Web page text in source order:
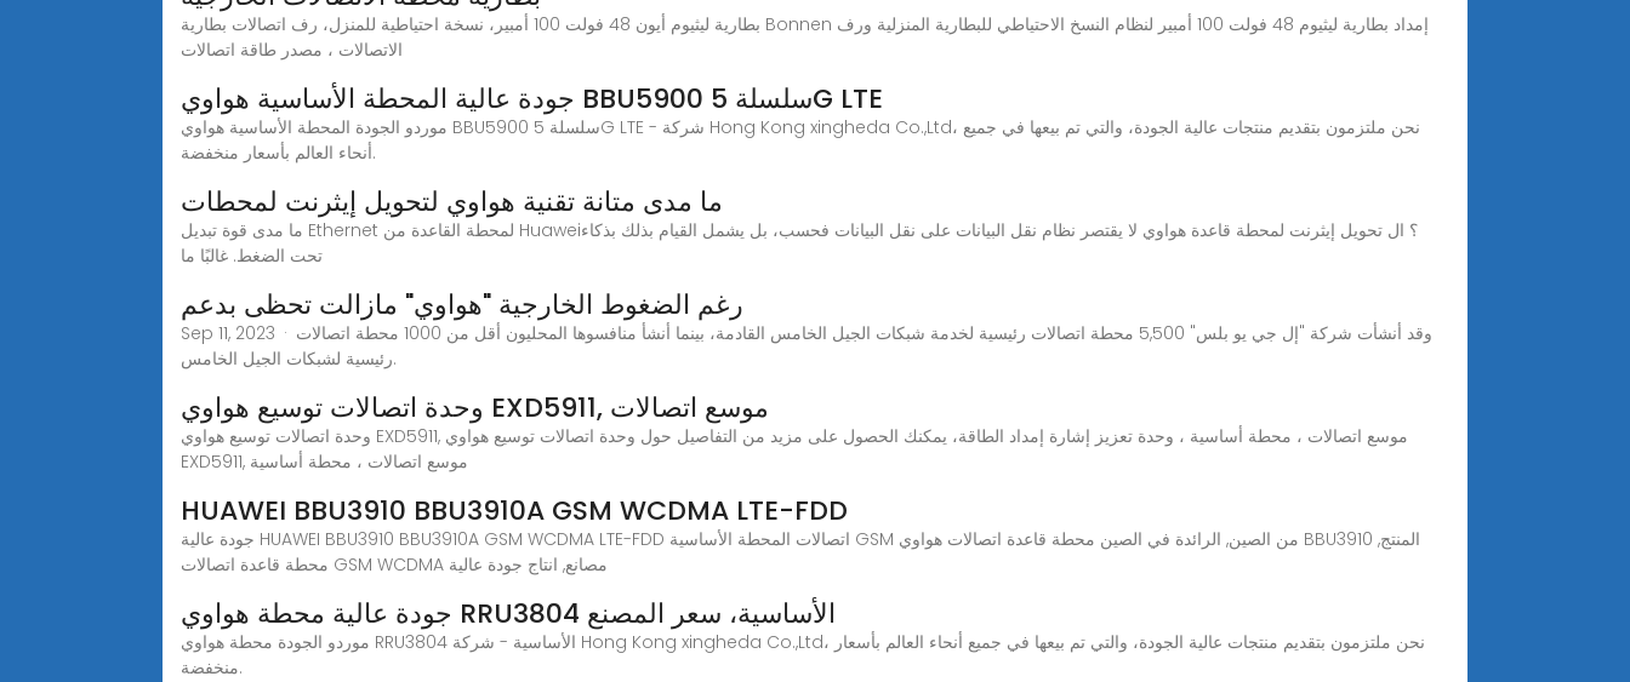
بطارية ليثيوم أيون 48 فولت 100 أمبير، نسخة احتياطية للمنزل، رف اتصالات بطارية Bonnen إمداد بطارية ليثيوم 48 فولت 100 أمبير لنظام النسخ الاحتياطي للبطارية المنزلية ورف
الاتصالات ، مصدر طاقة اتصالات
جودة عالية المحطة الأساسية هواوي BBU5900 سلسلة 5G LTE
موردو الجودة المحطة الأساسية هواوي BBU5900 سلسلة 5G LTE - شركة Hong Kong xingheda Co.,Ltd، نحن ملتزمون بتقديم منتجات عالية الجودة، والتي تم بيعها في جميع
أنحاء العالم بأسعار منخفضة.
ما مدى متانة تقنية هواوي لتحويل إيثرنت لمحطات
ما مدى قوة تبديل Ethernet لمحطة القاعدة من Huawei؟ ال تحويل إيثرنت لمحطة قاعدة هواوي لا يقتصر نظام نقل البيانات على نقل البيانات فحسب، بل يشمل القيام بذلك بذكاء
تحت الضغط. غالبًا ما
رغم الضغوط الخارجية "هواوي" مازالت تحظى بدعم
Sep 11, 2023 · وقد أنشأت شركة "إل جي يو بلس" 5,500 محطة اتصالات رئيسية لخدمة شبكات الجيل الخامس القادمة، بينما أنشأ منافسوها المحليون أقل من 1000 محطة اتصالات
رئيسية لشبكات الجيل الخامس.
وحدة اتصالات توسيع هواوي EXD5911, موسع اتصالات
وحدة اتصالات توسيع هواوي EXD5911, موسع اتصالات ، محطة أساسية ، وحدة تعزيز إشارة إمداد الطاقة، يمكنك الحصول على مزيد من التفاصيل حول وحدة اتصالات توسيع هواوي
EXD5911, موسع اتصالات ، محطة أساسية
HUAWEI BBU3910 BBU3910A GSM WCDMA LTE-FDD
جودة عالية HUAWEI BBU3910 BBU3910A GSM WCDMA LTE-FDD اتصالات المحطة الأساسية GSM من الصين, الرائدة في الصين محطة قاعدة اتصالات هواوي BBU3910 المنتج,
محطة قاعدة اتصالات GSM WCDMA مصانع, انتاج جودة عالية
جودة عالية محطة هواوي RRU3804 الأساسية، سعر المصنع
موردو الجودة محطة هواوي RRU3804 الأساسية - شركة Hong Kong xingheda Co.,Ltd، نحن ملتزمون بتقديم منتجات عالية الجودة، والتي تم بيعها في جميع أنحاء العالم بأسعار
منخفضة.